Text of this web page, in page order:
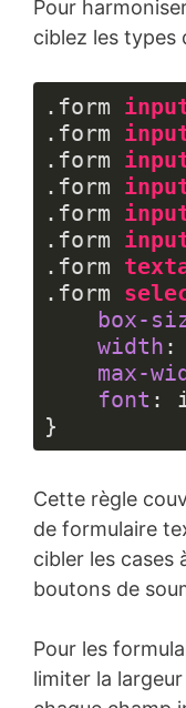
Pour
ciblez les types
.form
.form
.form
.form
.form
.form
.form
.form
box-
width :
max-
font :
}
code :
CSS
(css)
Cette règle
de formulaire
cibler les cases
boutons de
Pour les
limiter la